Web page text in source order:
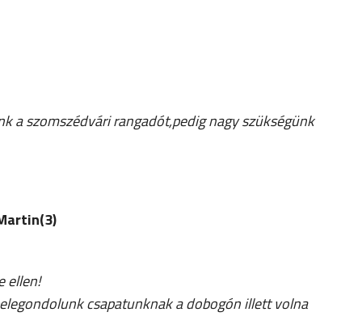
a szomszédvári rangadót,pedig nagy szükségünk
ellen!
csapatunknak a dobogón illett volna